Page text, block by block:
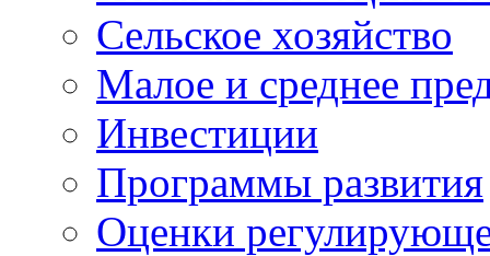
Сельское хозяйство
Малое и среднее
Инвестиции
Программы развития
Оценки